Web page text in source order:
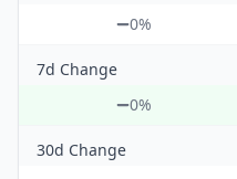
0%
7d Change
0%
30d Change